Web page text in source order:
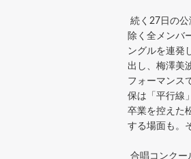
続く27日の
除く全メンバ
ングルを連発
出し、梅澤美
フォーマンス
保は「平行線
卒業を控えた
する場面も。
合唱コンクー